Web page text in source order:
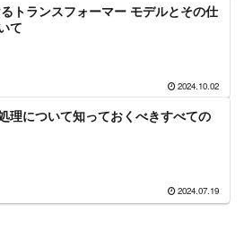
トランスフォーマー モデルとその仕
て
2024.10.02
理について知っておくべきすべての
2024.07.19